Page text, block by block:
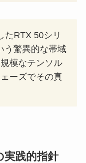
たRTX 50シリ
う驚異的な帯域
模なテンソル
ーズでその真
実践的指針